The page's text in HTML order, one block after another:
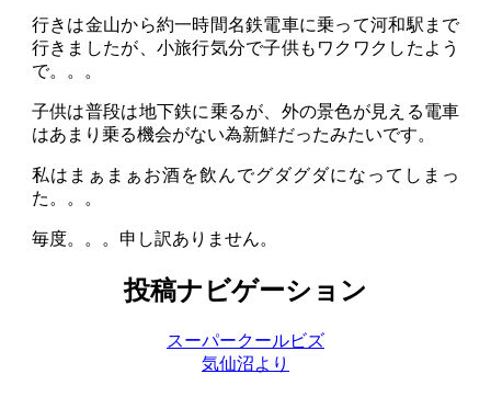
行きは金山から約一時間名鉄電車に乗って河和駅まで
行きましたが、小旅行気分で子供もワクワクしたよう
で。。。
子供は普段は地下鉄に乗るが、外の景色が見える電車
はあまり乗る機会がない為新鮮だったみたいです。
私はまぁまぁお酒を飲んでグダグダになってしまっ
た。。。
毎度。。。申し訳ありません。
投稿ナビゲーション
スーパークールビズ
気仙沼より